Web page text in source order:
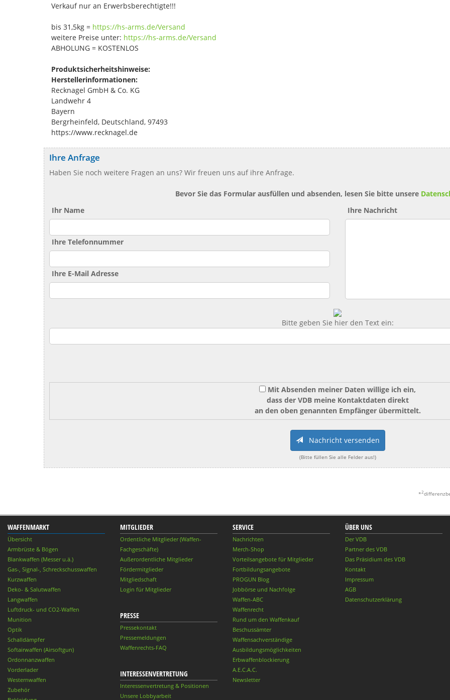
Verkauf nur an Erwerbsberechtigte!!!
bis 31,5kg = https://hs-arms.de/Versand
weitere Preise unter: https://hs-arms.de/Versand
ABHOLUNG = KOSTENLOS
Produktsicherheitshinweise:
Herstellerinformationen:
Recknagel GmbH & Co. KG
Landwehr 4
Bayern
Bergrheinfeld, Deutschland, 97493
https://www.recknagel.de
Ihre Anfrage
Haben Sie noch weitere Fragen an uns? Wir freuen uns auf ihre Anfrage.
Bevor Sie das Formular ausfüllen und absenden, lesen Sie bitte unsere
Ihr Name
Ihre Telefonnummer
Ihre E-Mail Adresse
Ihre Nachricht
Bitte geben Sie hier den Text ein:
Mit Absenden meiner Daten willige ich ein,
dass der VDB meine Kontaktdaten direkt
an den oben genannten Empfänger übermittelt.
Nachricht versenden
(Bitte füllen Sie alle Felder aus!)
*2
WAFFENMARKT
Übersicht
Armbrüste & Bögen
Blankwaffen (Messer u.ä.)
Gas-, Signal-, Schreckschusswaffen
Kurzwaffen
Deko- & Salutwaffen
Langwaffen
Luftdruck- und CO2-Waffen
Munition
Optik
Schalldämpfer
Softairwaffen (Airsoftgun)
Ordonnanzwaffen
Vorderlader
Westernwaffen
Zubehör
MITGLIEDER
Ordentliche Mitglieder (Waffen-
Fachgeschäfte)
Außerordentliche Mitglieder
Fördermitglieder
Mitgliedschaft
Login für Mitglieder
PRESSE
Pressekontakt
Pressemeldungen
Waffenrechts-FAQ
INTERESSENVERTRETUNG
Interessenvertretung & Positionen
Unsere Lobbyarbeit
SERVICE
Nachrichten
Merch-Shop
Vorteilsangebote für Mitglieder
Fortbildungsangebote
PROGUN Blog
Jobbörse und Nachfolge
Waffen-ABC
Waffenrecht
Rund um den Waffenkauf
Beschussämter
Waffensachverständige
Ausbildungsmöglichkeiten
Erbwaffenblockierung
A.E.C.A.C.
Newsletter
ÜBER UNS
Der VDB
Partner des VDB
Das Präsidium des VDB
Kontakt
Impressum
AGB
Datenschutzerklärung